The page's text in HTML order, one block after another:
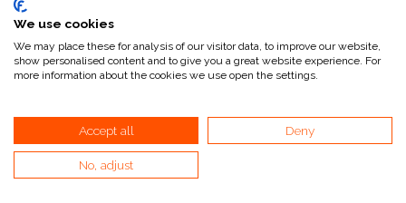
Condizioni generali di vendita
Dati di fatturazione
We use cookies
We may place these for analysis of our visitor data, to improve our website,
show personalised content and to give you a great website experience. For
more information about the cookies we use open the settings.
Accept all Deny
No, adjust